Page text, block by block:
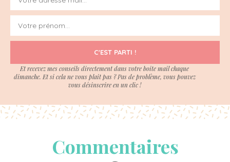
C'EST PARTI !
Et recevez mes conseils directement dans votre boite mail chaque
dimanche. Et si cela ne vous plait pas ? Pas de problème, vous pouvez
vous désinscrire en un clic !
Commentaires